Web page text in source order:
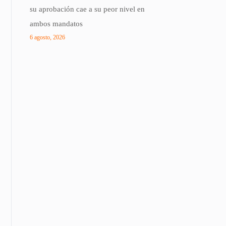
su aprobación cae a su peor nivel en
ambos mandatos
6 agosto, 2026